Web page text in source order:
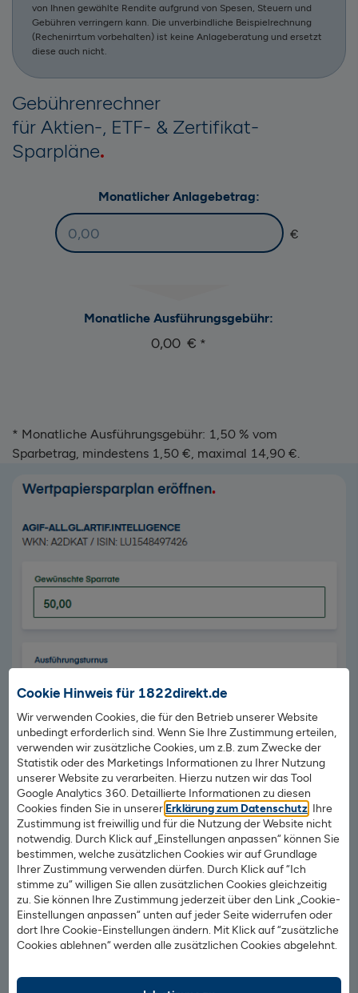
Cookie Hinweis für 1822direkt.de
Wir verwenden Cookies, die für den Betrieb unserer Website
unbedingt erforderlich sind. Wenn Sie Ihre Zustimmung erteilen,
verwenden wir zusätzliche Cookies, um z.B. zum Zwecke der
Statistik oder des Marketings Informationen zu Ihrer Nutzung
unserer Website zu verarbeiten. Hierzu nutzen wir das Tool
Google Analytics 360. Detaillierte Informationen zu diesen
Cookies finden Sie in unserer Erklärung zum Datenschutz . Ihre
Zustimmung ist freiwillig und für die Nutzung der Website nicht
notwendig. Durch Klick auf „Einstellungen anpassen“ können Sie
bestimmen, welche zusätzlichen Cookies wir auf Grundlage
Ihrer Zustimmung verwenden dürfen. Durch Klick auf “Ich
stimme zu“ willigen Sie allen zusätzlichen Cookies gleichzeitig
zu. Sie können Ihre Zustimmung jederzeit über den Link „Cookie-
Einstellungen anpassen“ unten auf jeder Seite widerrufen oder
dort Ihre Cookie-Einstellungen ändern. Mit Klick auf “zusätzliche
Cookies ablehnen“ werden alle zusätzlichen Cookies abgelehnt.
von Ihnen gewählte Rendite aufgrund von Spesen, Steuern und
Gebühren verringern kann. Die unverbindliche Beispielrechnung
(Rechenirrtum vorbehalten) ist keine Anlageberatung und ersetzt
diese auch nicht.
Gebührenrechner
für Aktien-, ETF- & Zertifikat-
Sparpläne
Monatlicher Anlagebetrag:
Monatliche Ausführungsgebühr:
0,00 *
* Monatliche Ausführungsgebühr: 1,50 % vom
Sparbetrag, mindestens 1,50 €, maximal 14,90 €.
So richten Sie Ihren Sparplan ein
Wertpapier auswählen: Wählen Sie Ihren